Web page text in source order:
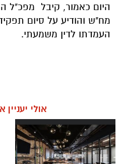
היום כאמור, קיבל
מח"ש והודיע על סיום
העמדתו לדין משמעתי.
אולי יעניין